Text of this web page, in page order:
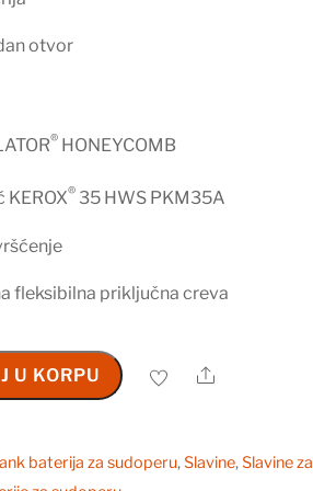
otvor
®HONEYCOMB
KEROX®35 HWS PKM35A
fleksibilna priključna creva
U KORPU Share
baterija za sudoperu,Slavine,Slavine za